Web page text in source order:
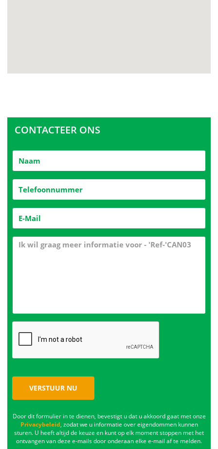
CONTACTEER ONS
VERSTUUR NU
Door dit formulier in te dienen, bevestigt u dat u akkoord gaat met onze
Privacybeleid, zodat we u informatie over eigendommen kunnen
sturen. U heeft altijd de keuze en kunt op elk moment stoppen met het
ontvangen van deze e-mails door onderaan elke e-mail af te melden.